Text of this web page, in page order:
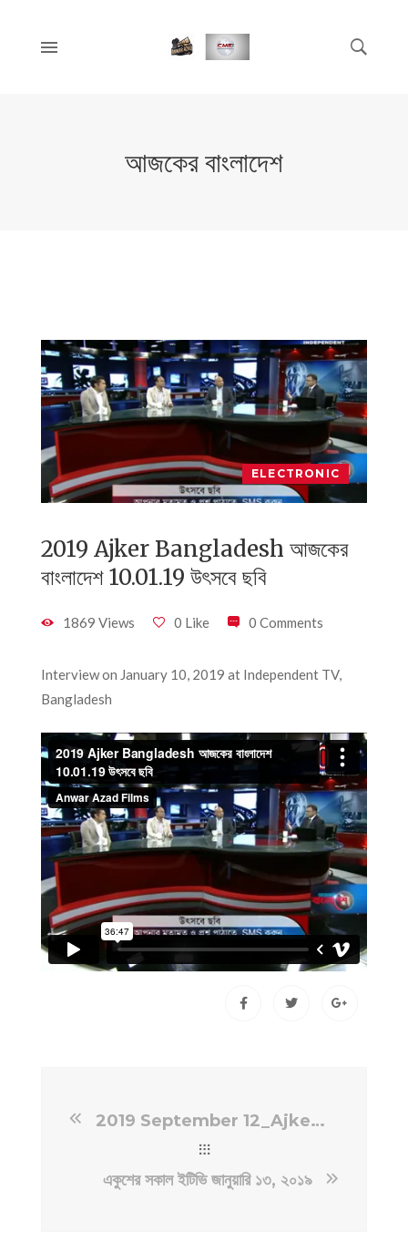
আজকের বাংলাদেশ
ELECTRONIC
2019 Ajker Bangladesh আজকের
বাংলাদেশ 10.01.19 উৎসবে ছবি
1869 Views 0 Like 0 Comments
Interview on January 10, 2019 at Independent TV,
Bangladesh
2019 September 12_Ajker Bangladesh আজকের বাংলাদেশ একজন মায়াবতী [Independent TV]
একুশের সকাল ইটিভি জানুয়ারি ১৩, ২০১৯